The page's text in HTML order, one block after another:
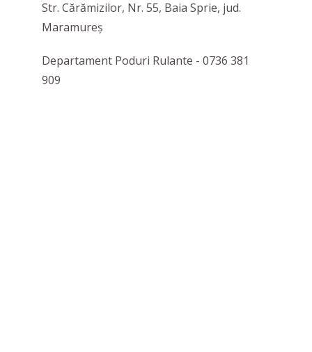
Str. Cărămizilor, Nr. 55, Baia Sprie, jud.
Maramureș
Departament Poduri Rulante - 0736 381
909